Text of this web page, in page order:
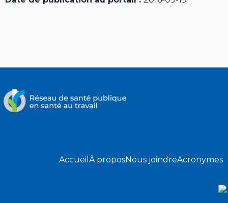
Accueil À proposNous joindreAcronymes